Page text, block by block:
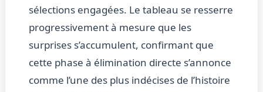
sélections engagées. Le tableau se resserre
progressivement à mesure que les
surprises s’accumulent, confirmant que
cette phase à élimination directe s’annonce
comme l’une des plus indécises de l’histoire